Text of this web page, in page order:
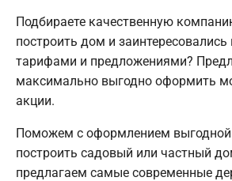
Подбираете качественную
построить дом и
тарифами и предложениями?
максимально выгодно оформить
акции.
Поможем с оформлением выгодной
построить садовый или частный
предлагаем самые современные